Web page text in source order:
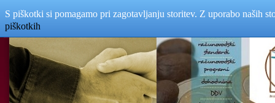
S piškotki si pomagamo pri zagotavljanju storitev. Z uporabo naših
piškotkih